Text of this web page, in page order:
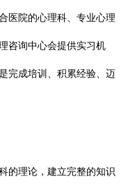
医院的心理科、专业心理
咨询中心会提供实习机
完成培训、积累经验、迈
的理论，建立完整的知识